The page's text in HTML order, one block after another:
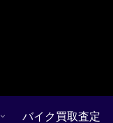
バイク買取査定